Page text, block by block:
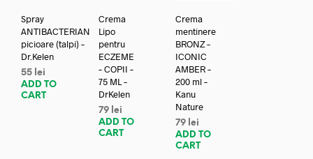
Spray
ANTIBACTERIAN
picioare (talpi) –
Dr.Kelen
55 lei
ADD TO
CART
Crema
Lipo
pentru
ECZEME
– COPII –
75 ML –
DrKelen
79 lei
ADD TO
CART
Crema
mentinere
BRONZ –
ICONIC
AMBER –
200 ml –
Kanu
Nature
79 lei
ADD TO
CART